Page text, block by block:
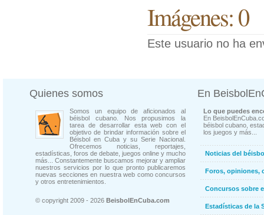
Imágenes: 0
Este usuario no ha
Quienes somos
Somos un equipo de aficionados al
béisbol cubano. Nos propusimos la
tarea de desarrollar esta web con el
objetivo de brindar información sobre el
Béisbol en Cuba y su Serie Nacional.
Ofrecemos noticias, reportajes,
estadísticas, foros de debate, juegos online y mucho
más... Constantemente buscamos mejorar y ampliar
nuestros servicios por lo que pronto publicaremos
nuevas secciones en nuestra web como concursos
y otros entretenimientos.
© copyright 2009 - 2026 BeisbolEnCuba.com
En
Lo que puedes
En
béisbol cubano,
los juegos y más...
Noticias del
Foros, opiniones,
Concursos sobre
Estadísticas de la